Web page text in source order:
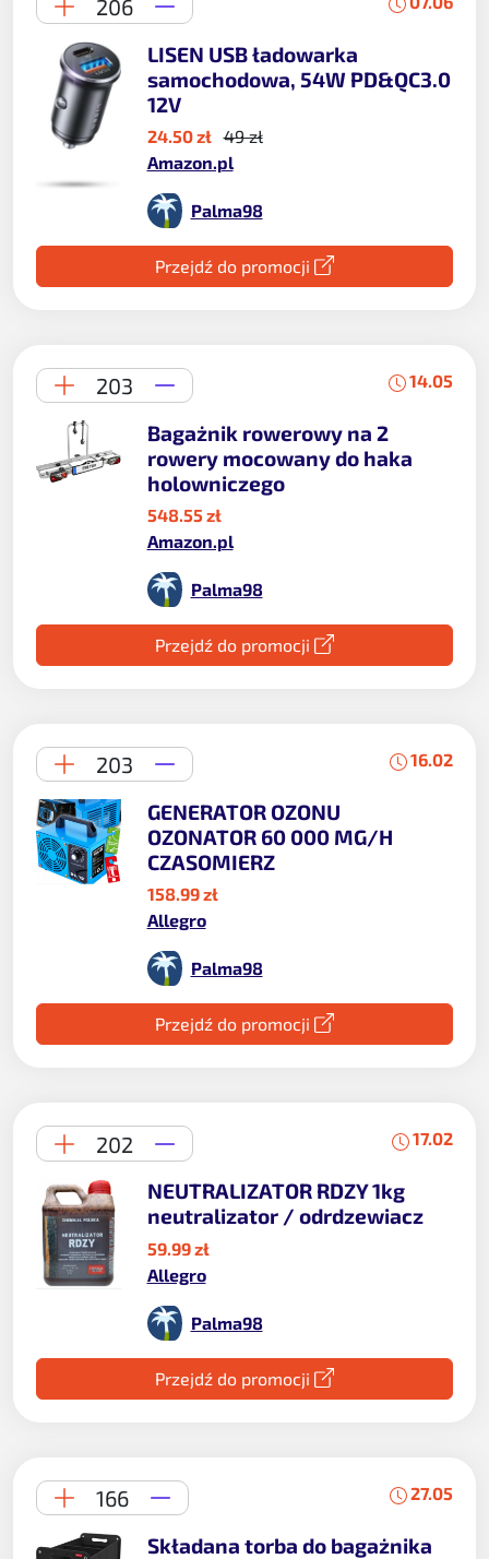
206
LISEN USB ładowarka
samochodowa, 54W PD&QC3.0
12V
24.50 zł 49 zł
Amazon.pl
Palma98
Przejdź do promocji
203 14.05
Bagażnik rowerowy na 2
rowery mocowany do haka
holowniczego
548.55 zł
Amazon.pl
Palma98
Przejdź do promocji
203 16.02
GENERATOR OZONU
OZONATOR 60 000 MG/H
CZASOMIERZ
158.99 zł
Allegro
Palma98
Przejdź do promocji
202 17.02
NEUTRALIZATOR RDZY 1kg
neutralizator / odrdzewiacz
59.99 zł
Allegro
Palma98
Przejdź do promocji
166 27.05
Składana torba do bagażnika